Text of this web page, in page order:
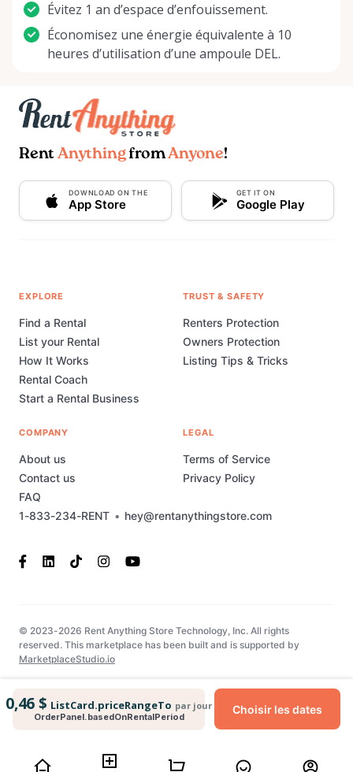
0,46 $ ListCard.priceRangeTo par jour
OrderPanel.basedOnRentalPeriod
Choisir les dates
Évitez 1 an d’espace d’enfouissement.
Économisez une énergie équivalente à 10
heures d’utilisation d’une ampoule DEL.
Rent AnythingfromAnyone!
DOWNLOAD ON THE
App Store
GET IT ON
Google Play
1-833-234-RENT • hey@rentanythingstore.com
EXPLORE
Find a Rental
List your Rental
How It Works
Rental Coach
Start a Rental Business
TRUST & SAFETY
Renters Protection
Owners Protection
Listing Tips & Tricks
COMPANY
About us
Contact us
FAQ
LEGAL
Terms of Service
Privacy Policy
© 2023-2026 Rent Anything Store Technology, Inc. All rights
reserved. This marketplace has been built and is supported by
MarketplaceStudio.io